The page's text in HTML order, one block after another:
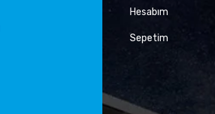
Hesabım
Sepetim